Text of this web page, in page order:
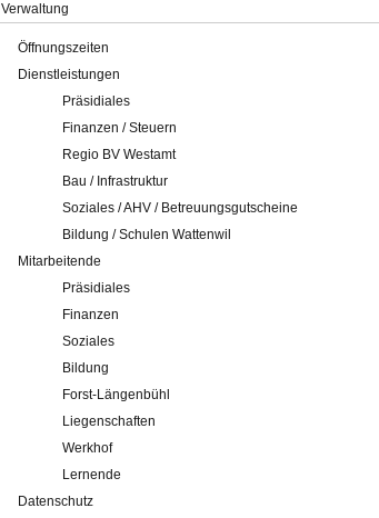
Verwaltung
Öffnungszeiten
Dienstleistungen
Präsidiales
Finanzen / Steuern
Regio BV Westamt
Bau / Infrastruktur
Soziales / AHV / Betreuungsgutscheine
Bildung / Schulen Wattenwil
Mitarbeitende
Präsidiales
Finanzen
Soziales
Bildung
Forst-Längenbühl
Liegenschaften
Werkhof
Lernende
Datenschutz